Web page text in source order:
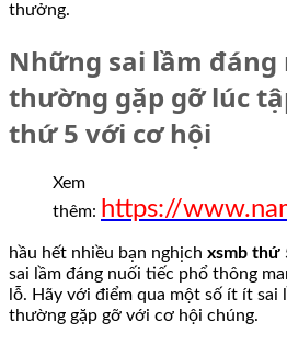
thưởng.
Những sai lầm đáng
thường gặp gỡ lúc
thứ 5 với cơ hội
Xem
thêm: https://
hầu hết nhiều bạn nghịch xsmb thứ
sai lầm đáng nuối tiếc phổ thông
lỗ. Hãy với điểm qua một số ít ít sai
thường gặp gỡ với cơ hội chúng.